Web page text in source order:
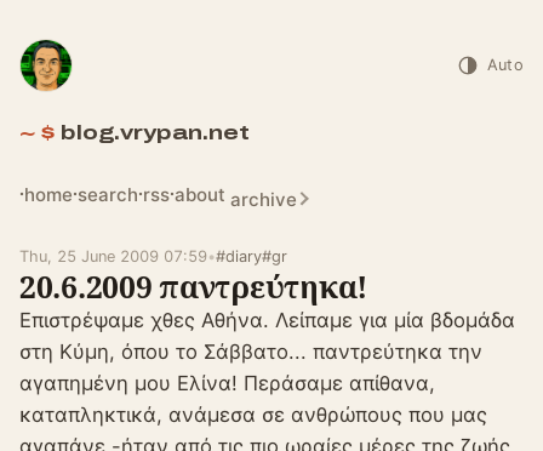
blog.vrypan.net
home search rss about archive
Auto
Thu, 25 June 2009 07:59•#diary#gr
20.6.2009 παντρεύτηκα!
Επιστρέψαμε χθες Αθήνα. Λείπαμε για μία βδομάδα
στη Κύμη, όπου το Σάββατο... παντρεύτηκα την
αγαπημένη μου Ελίνα! Περάσαμε απίθανα,
καταπληκτικά, ανάμεσα σε ανθρώπους που μας
αγαπάνε -ήταν από τις πιο ωραίες μέρες της ζωής